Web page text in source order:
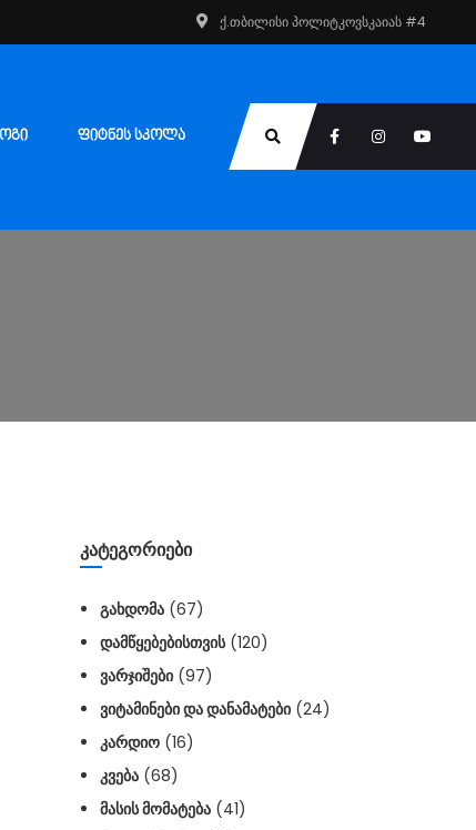
ქ.თბილისი პოლიტკოვსკაიას #4
ᲤᲘᲢᲜᲔᲡ ᲡᲙᲝᲚᲐ
ᲙᲐᲢᲔᲒᲝᲠᲘᲔᲑᲘ
ᲒᲐᲮᲓᲝᲛᲐ (67)
ᲓᲐᲛᲬᲧᲔᲑᲔᲑᲘᲡᲗᲕᲘᲡ(120)
ᲕᲐᲠᲯᲘᲨᲔᲑᲘ (97)
ᲕᲘᲢᲐᲛᲘᲜᲔᲑᲘ ᲓᲐ ᲓᲐᲜᲐᲛᲐᲢᲔᲑᲘ (24)
ᲙᲐᲠᲓᲘᲝ (16)
ᲙᲕᲔᲑᲐ (68)
ᲛᲐᲡᲘᲡ ᲛᲝᲛᲐᲢᲔᲑᲐ (41)